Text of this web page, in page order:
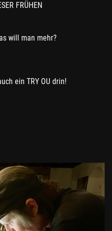
FRÜHEN
will man mehr?
ein TRY OU drin!